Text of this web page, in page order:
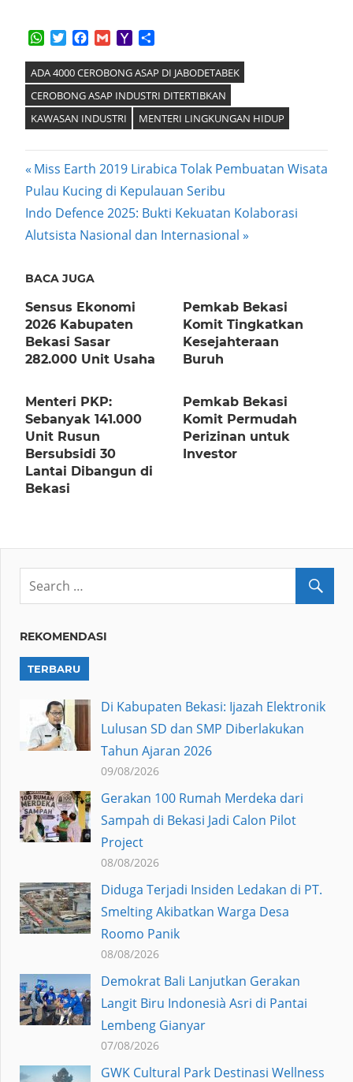
WhatsApp
TwitterFacebook
GmailYahoo
ADA 4000 CEROBONG ASAP DI JABODETABEK
CEROBONG ASAP INDUSTRI DITERTIBKAN
KAWASAN INDUSTRI
MENTERI LINGKUNGAN HIDUP
Post
navigation
Previous
Post:
Miss Earth 2019 Lirabica Tolak Pembuatan Wisata
Pulau Kucing di Kepulauan Seribu
Next
Post:
Indo Defence 2025: Bukti Kekuatan Kolaborasi
Alutsista Nasional dan Internasional
BACA JUGA
Sensus Ekonomi
2026 Kabupaten
Bekasi Sasar
282.000 Unit Usaha
Pemkab Bekasi
Komit Tingkatkan
Kesejahteraan
Buruh
Menteri PKP:
Sebanyak 141.000
Unit Rusun
Bersubsidi 30
Lantai Dibangun di
Bekasi
Pemkab Bekasi
Komit Permudah
Perizinan untuk
Investor
REKOMENDASI
TERBARU
Di Kabupaten Bekasi: Ijazah Elektronik
Lulusan SD dan SMP Diberlakukan
Tahun Ajaran 2026
09/08/2026
Gerakan 100 Rumah Merdeka dari
Sampah di Bekasi Jadi Calon Pilot
Project
08/08/2026
Diduga Terjadi Insiden Ledakan di PT.
Smelting Akibatkan Warga Desa
Roomo Panik
08/08/2026
Demokrat Bali Lanjutkan Gerakan
Langit Biru Indonesià Asri di Pantai
Lembeng Gianyar
07/08/2026
GWK Cultural Park Destinasi Wellness